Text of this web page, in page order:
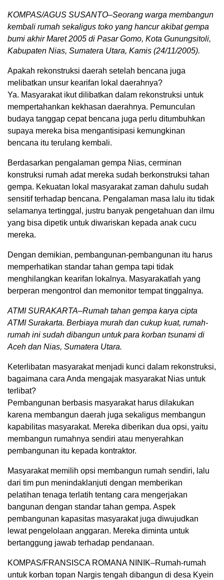
KOMPAS/AGUS SUSANTO–Seorang warga membangun
kembali rumah sekaligus toko yang hancur akibat gempa
bumi akhir Maret 2005 di Pasar Gomo, Kota Gunungsitoli,
Kabupaten Nias, Sumatera Utara, Kamis (24/11/2005).
Apakah rekonstruksi daerah setelah bencana juga
melibatkan unsur kearifan lokal daerahnya?
Ya. Masyarakat ikut dilibatkan dalam rekonstruksi untuk
mempertahankan kekhasan daerahnya. Pemunculan
budaya tanggap cepat bencana juga perlu ditumbuhkan
supaya mereka bisa mengantisipasi kemungkinan
bencana itu terulang kembali.
Berdasarkan pengalaman gempa Nias, cerminan
konstruksi rumah adat mereka sudah berkonstruksi tahan
gempa. Kekuatan lokal masyarakat zaman dahulu sudah
sensitif terhadap bencana. Pengalaman masa lalu itu tidak
selamanya tertinggal, justru banyak pengetahuan dan ilmu
yang bisa dipetik untuk diwariskan kepada anak cucu
mereka.
Dengan demikian, pembangunan-pembangunan itu harus
memperhatikan standar tahan gempa tapi tidak
menghilangkan kearifan lokalnya. Masyarakatlah yang
berperan mengontrol dan memonitor tempat tinggalnya.
ATMI SURAKARTA–Rumah tahan gempa karya cipta
ATMI Surakarta. Berbiaya murah dan cukup kuat, rumah-
rumah ini sudah dibangun untuk para korban tsunami di
Aceh dan Nias, Sumatera Utara.
Keterlibatan masyarakat menjadi kunci dalam rekonstruksi,
bagaimana cara Anda mengajak masyarakat Nias untuk
terlibat?
Pembangunan berbasis masyarakat harus dilakukan
karena membangun daerah juga sekaligus membangun
kapabilitas masyarakat. Mereka diberikan dua opsi, yaitu
membangun rumahnya sendiri atau menyerahkan
pembangunan itu kepada kontraktor.
Masyarakat memilih opsi membangun rumah sendiri, lalu
dari tim pun menindaklanjuti dengan memberikan
pelatihan tenaga terlatih tentang cara mengerjakan
bangunan dengan standar tahan gempa. Aspek
pembangunan kapasitas masyarakat juga diwujudkan
lewat pengelolaan anggaran. Mereka diminta untuk
bertanggung jawab terhadap pendanaan.
KOMPAS/FRANSISCA ROMANA NINIK–Rumah-rumah
untuk korban topan Nargis tengah dibangun di desa Kyein